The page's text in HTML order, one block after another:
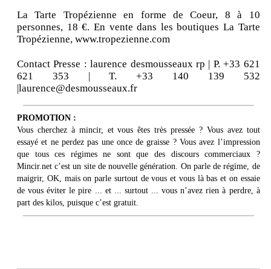
La Tarte Tropézienne en forme de Coeur, 8 à 10
personnes, 18 €. En vente dans les boutiques La Tarte
Tropézienne, www.tropezienne.com
Contact Presse : laurence desmousseaux rp | P. +33 621
621 353 | T. +33 140 139 532
|laurence@desmousseaux.fr
PROMOTION :
Vous cherchez à mincir, et vous êtes très pressée ? Vous avez tout
essayé et ne perdez pas une once de graisse ? Vous avez l’impression
que tous ces régimes ne sont que des discours commerciaux ?
Mincir.net c’est un site de nouvelle génération. On parle de régime, de
maigrir, OK, mais on parle surtout de vous et vous là bas et on essaie
de vous éviter le pire ... et ... surtout ... vous n’avez rien à perdre, à
part des kilos, puisque c’est gratuit.